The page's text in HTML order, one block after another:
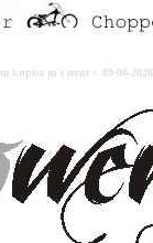
kupisz tu i teraz : 09-08-